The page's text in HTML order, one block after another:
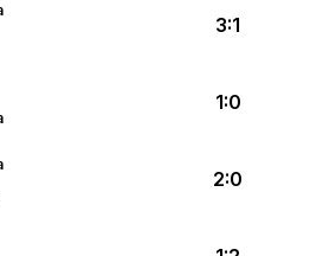
3:1
1:0
2:0